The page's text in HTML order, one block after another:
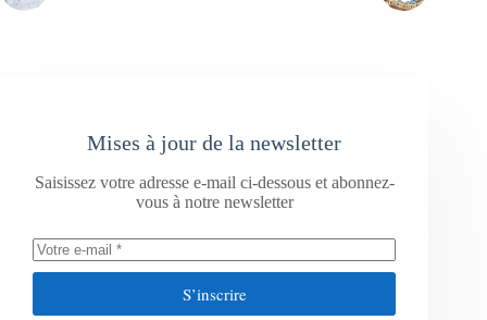
Mises à jour de la newsletter
Saisissez votre adresse e-mail ci-dessous et abonnez-
vous à notre newsletter
S’inscrire